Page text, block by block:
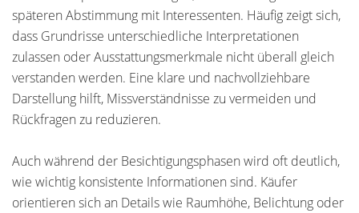
späteren Abstimmung mit Interessenten. Häufig zeigt sich,
dass Grundrisse unterschiedliche Interpretationen
zulassen oder Ausstattungsmerkmale nicht überall gleich
verstanden werden. Eine klare und nachvollziehbare
Darstellung hilft, Missverständnisse zu vermeiden und
Rückfragen zu reduzieren.
Auch während der Besichtigungsphasen wird oft deutlich,
wie wichtig konsistente Informationen sind. Käufer
orientieren sich an Details wie Raumhöhe, Belichtung oder